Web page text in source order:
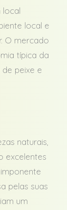
local
local e
O mercado
típica da
peixe e
naturais,
excelentes
pelas suas
um